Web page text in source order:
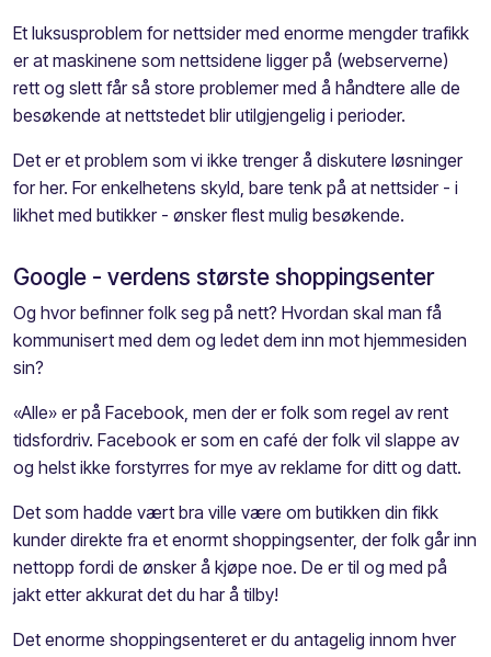
Et luksusproblem for nettsider med enorme mengder trafikk
er at maskinene som nettsidene ligger på (webserverne)
rett og slett får så store problemer med å håndtere alle de
besøkende at nettstedet blir utilgjengelig i perioder.
Det er et problem som vi ikke trenger å diskutere løsninger
for her. For enkelhetens skyld, bare tenk på at nettsider - i
likhet med butikker - ønsker flest mulig besøkende.
Google - verdens største shoppingsenter
Og hvor befinner folk seg på nett? Hvordan skal man få
kommunisert med dem og ledet dem inn mot hjemmesiden
sin?
«Alle» er på Facebook, men der er folk som regel av rent
tidsfordriv. Facebook er som en café der folk vil slappe av
og helst ikke forstyrres for mye av reklame for ditt og datt.
Det som hadde vært bra ville være om butikken din fikk
kunder direkte fra et enormt shoppingsenter, der folk går inn
nettopp fordi de ønsker å kjøpe noe. De er til og med på
jakt etter akkurat det du har å tilby!
Det enorme shoppingsenteret er du antagelig innom hver